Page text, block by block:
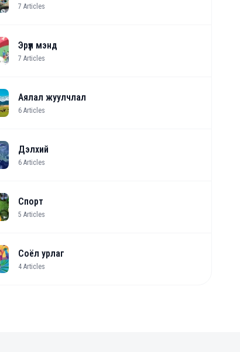
7 Articles
Эрүүл мэнд
7 Articles
Аялал жуулчлал
6 Articles
Дэлхий
6 Articles
Спорт
5 Articles
Соёл урлаг
4 Articles